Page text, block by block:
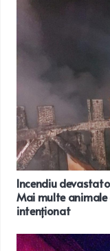
Incendiu
Mai multe
intenționat